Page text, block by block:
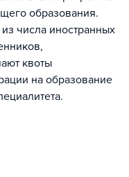
образования.
числа иностранных
квоты
на образование